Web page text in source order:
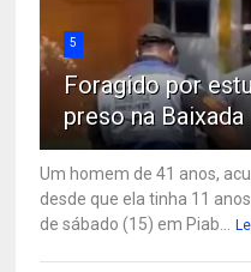
5
Foragido por
preso na Baixada
Um homem de 41 anos,
desde que ela tinha 11
de sábado (15) em Piab...